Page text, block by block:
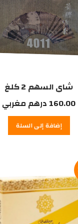
شاي السهم 2 كلغ
160.00 درهم مغربي
إضافة إلى السلة